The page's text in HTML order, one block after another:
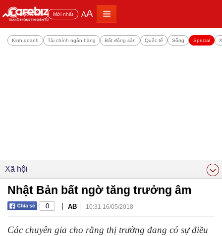
Đọc nhiều Mới nhất AA
Kinh doanh Tài chính ngân hàng Bất động sản Quốc tế Sống Special
Xã hội
Nhật Bản bất ngờ tăng trưởng âm
0 | AB | 10:31 16/05/2018
Các chuyên gia cho rằng thị trường đang có sự điều